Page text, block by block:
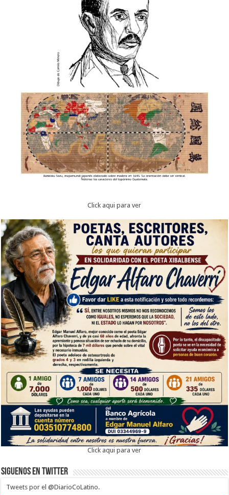
Click aqui para ver
Click aqui para ver
Siguenos en twitter
Tweets por el @DiarioCoLatino.